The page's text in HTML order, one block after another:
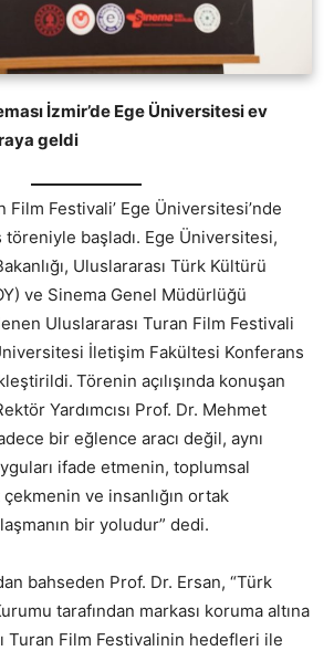
İzmir’de Ege Üniversitesi ev
geldi
Film Festivali’ Ege Üniversitesi’nde
töreniyle başladı. Ege Üniversitesi,
Uluslararası Türk Kültürü
ve Sinema Genel Müdürlüğü
Uluslararası Turan Film Festivali
İletişim Fakültesi Konferans
Törenin açılışında konuşan
Yardımcısı Prof. Dr. Mehmet
bir eğlence aracı değil, aynı
ifade etmenin, toplumsal
ve insanlığın ortak
bir yoludur” dedi.
bahseden Prof. Dr. Ersan, “Türk
tarafından markası koruma altına
Turan Film Festivalinin hedefleri ile